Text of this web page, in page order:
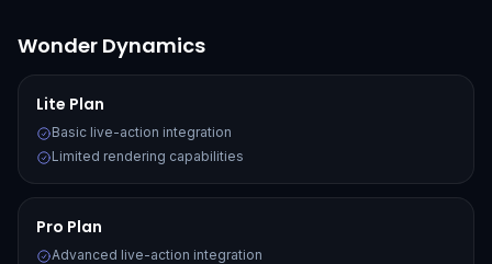
Wonder Dynamics
Lite Plan
Basic live-action integration
Limited rendering capabilities
Pro Plan
Advanced live-action integration